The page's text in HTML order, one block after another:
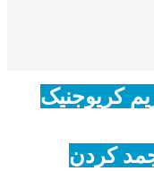
کریوجنیک
کردن